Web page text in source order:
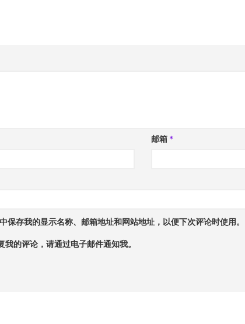
邮箱 *
保存我的显示名称、邮箱地址和网站地址，以便下次评论时使用。
我的评论，请通过电子邮件通知我。